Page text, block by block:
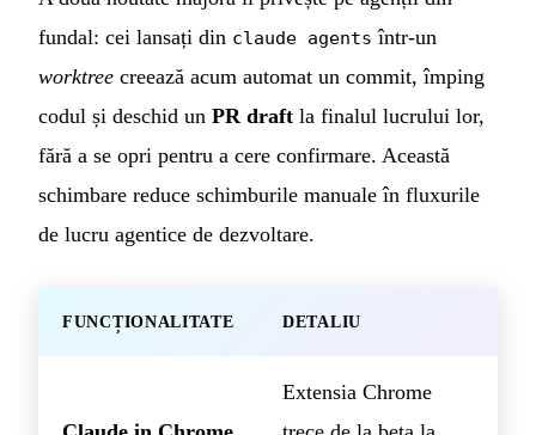
fundal: cei lansați din claude agents într-un
worktree creează acum automat un commit, împing
codul și deschid un PR draft la finalul lucrului lor,
fără a se opri pentru a cere confirmare. Această
schimbare reduce schimburile manuale în fluxurile
de lucru agentice de dezvoltare.
FUNCȚIONALITATE DETALIU
Extensia Chrome